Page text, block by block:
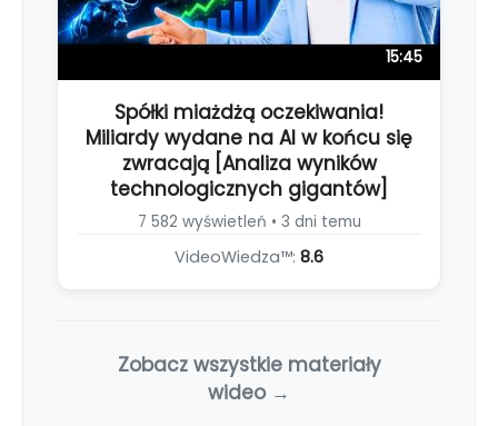
15:45
Spółki miażdżą oczekiwania!
Miliardy wydane na AI w końcu się
zwracają [Analiza wyników
technologicznych gigantów]
7 582 wyświetleń • 3 dni temu
VideoWiedza™: 8.6
Zobacz wszystkie materiały
wideo →